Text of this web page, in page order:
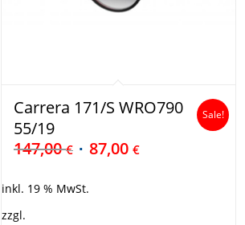
Carrera 171/S WRO790
55/19
147,00€ 87,00€
Sale!
inkl. 19 % MwSt.
zzgl.